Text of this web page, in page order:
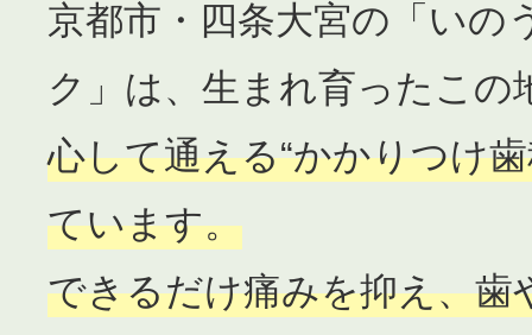
京都市・四条大宮の「いの
ク」は、生まれ育ったこの
心して通える“かかりつけ
ています。
できるだけ痛みを抑え、歯